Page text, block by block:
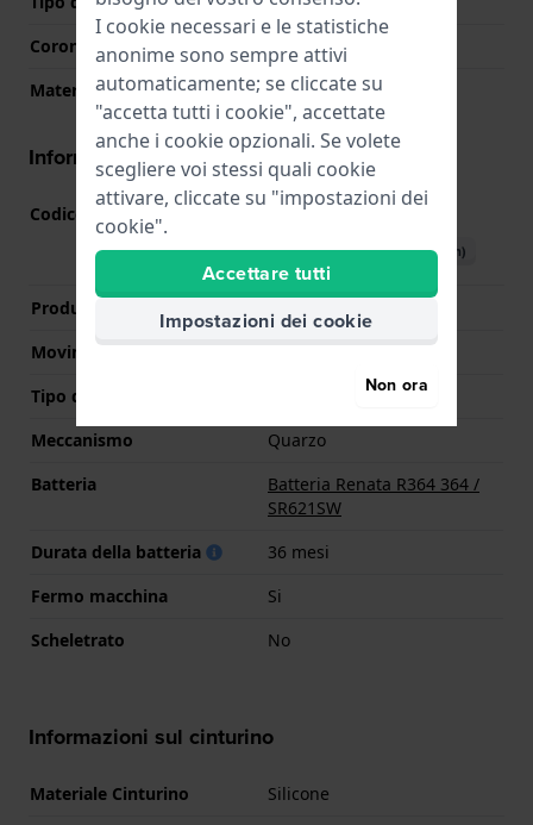
Corona
Corona da estrarre
Materiale della ghiera
Acciaio inox
Informazioni del movimento
Codice Movimento GM12
Scarica il manuale (English)
Produttore Movimento
Miyota
Movimento svizzero
No
Tipo di display
Meccanismo
Quarzo
Batteria
Batteria Renata R364 364 /
SR621SW
Durata della batteria
36 mesi
Fermo macchina
Si
Scheletrato
No
Informazioni sul cinturino
Materiale Cinturino
Silicone
I cookie necessari e le statistiche
anonime sono sempre attivi
automaticamente; se cliccate su
"accetta tutti i cookie", accettate
anche i cookie opzionali. Se volete
scegliere voi stessi quali cookie
attivare, cliccate su "impostazioni dei
cookie".
Accettare tutti
Impostazioni dei cookie
Non ora